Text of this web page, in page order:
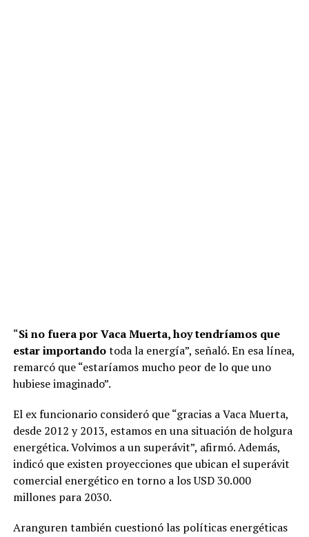
“Si no fuera por Vaca Muerta, hoy tendríamos que
estar importandotoda la energía”, señaló. En esa línea,
remarcó que “estaríamos mucho peor de lo que uno
hubiese imaginado”.
El ex funcionario consideró que “gracias a Vaca Muerta,
desde 2012 y 2013, estamos en una situación de holgura
energética. Volvimos a un superávit”, afirmó. Además,
indicó que existen proyecciones que ubican el superávit
comercial energético en torno a los USD 30.000
millones para 2030.
Aranguren también cuestionó las políticas energéticas